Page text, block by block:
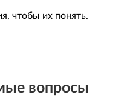
чтобы их понять.
вопросы